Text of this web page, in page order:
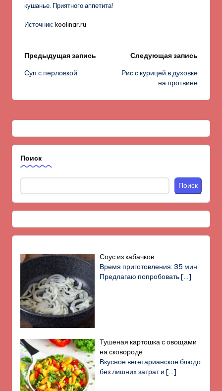
кушанье. Приятного аппетита!
Источник: koolinar.ru
Навигация
записи
Предыдущая запись
Суп с перловкой
Следующая запись
Рис с курицей в духовке
на протвине
Поиск
Поиск
Соус из кабачков
Время приготовления: 35 мин
Предлагаю попробовать[…]
Тушеная картошка с овощами
на сковороде
Вкусное вегетарианское блюдо
без лишних затрат и[…]